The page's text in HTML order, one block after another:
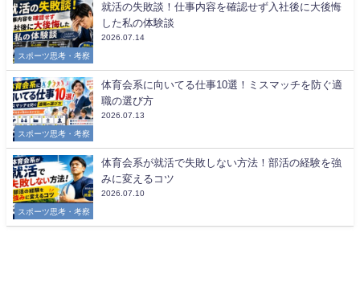
スポーツ思考・考察
就活の失敗談！仕事内容を確認せず入社後に大後悔
した私の体験談
2026.07.14
スポーツ思考・考察
体育会系に向いてる仕事10選！ミスマッチを防ぐ適
職の選び方
2026.07.13
スポーツ思考・考察
体育会系が就活で失敗しない方法！部活の経験を強
みに変えるコツ
2026.07.10